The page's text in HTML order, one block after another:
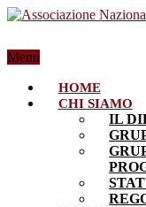
Menu
HOME
CHI SIAMO
IL